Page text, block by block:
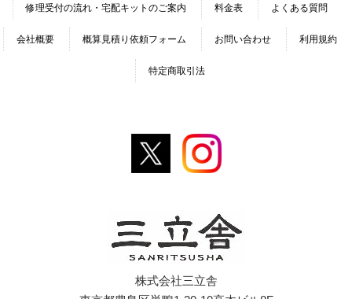
修理受付の流れ・宅配キットのご案内 料金表 よくある質問
会社概要 概算見積り依頼フォーム お問い合わせ 利用規約
特定商取引法
株式会社三立舎